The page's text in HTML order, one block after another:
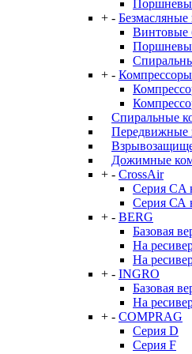
+ -
Винтовые
+ -
Спиральные
Передвижные
Дожимные
+ - CrossAir
Серия CA
Серия СА
+ - BERG
Базовая
На
На
+ - INGRO
Базовая
На
+ - COMPRAG
Серия D
Серия F